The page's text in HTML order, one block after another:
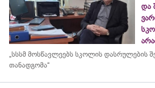
და
„სსსმ მოსწავლეებს სკოლის დასრულების
თანადგომა“